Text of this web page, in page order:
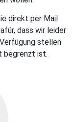
direkt per Mail
dass wir leider
stellen
begrenzt ist.